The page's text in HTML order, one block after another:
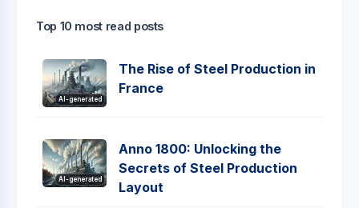
Top 10 most read posts
AI-generated
The Rise of Steel Production in
France
AI-generated
Anno 1800: Unlocking the
Secrets of Steel Production
Layout